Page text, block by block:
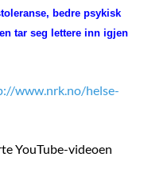
bedre psykisk
tar seg lettere inn igjen
www.nrk.no/helse-
YouTube-videoen